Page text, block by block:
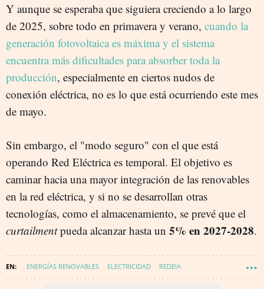
Y aunque se esperaba que siguieracreciendo a lo largo
de 2025, sobre todo en primavera y verano, cuando la
generación fotovoltaica es máxima y el sistema
encuentra más dificultades para absorber toda la
producción, especialmente en ciertos nudos de
conexión eléctrica, no es lo que está ocurriendo este mes
de mayo.
Sin embargo, el "modo seguro" con el que está
operando Red Eléctrica es temporal. El objetivo es
caminar hacia una mayor integración de las renovables
en la red eléctrica, y si no se desarrollan otras
tecnologías, como el almacenamiento, se prevé que el
curtailmentpueda alcanzar hasta un 5% en 2027-2028.
ENERGÍAS RENOVABLES ELECTRICIDAD REDEIA